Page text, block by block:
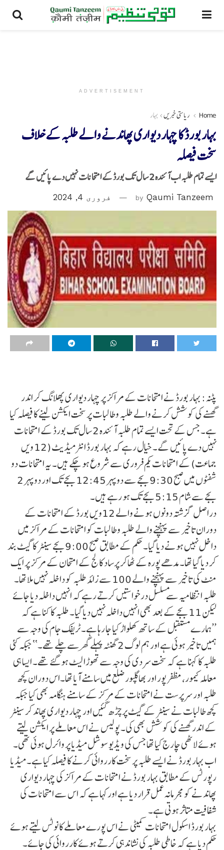
ADVERTISEMENT
Home ریاستی خبریں بہار
بہار بورڈ کا چہار دیواری پھاندنے والے طلبہ کے خلاف
سخت فیصلہ
ایسے تمام طلبہ اب آئندہ 2 سال تک بورڈ کے امتحانات نہیں دے پائیں گے
by Qaumi Tanzeem فروری 4, 2024
پٹنہ: بہار بورڈ نے امتحانات کے مراکز پر چہار دیواری پھلانگ کر اندر
گھسنے کی کوشش کرنے والے طلبہ و طالبات پر سخت ایکشن لینے کا فیصلہ کیا
ہے۔ جس کے تحت ایسے تمام طلبہ آئندہ 2 سال تک بورڈ کے امتحانات
نہیں دے پائیں گے۔ خیال رہے کہ بہار بورڈ انٹرمیڈیٹ (12 ویں
جماعت) کے امتحانات یکم فروری سے شروع ہو چکے ہیں۔ یہ امتحانات دو
شفٹوں میں صبح 9:30 بجے سے دوپہر 12:45 بجے تک اور دوپہر 2
بجے سے شام 5:15 بجے تک ہو رہے ہیں۔
دراصل گزشتہ دونوں ہونے والے 12ویں بورڈ کے امتحانات کے
دوران تاخیر سے پہنچنے والے طلبہ و طالبات کو امتحانات کے مراکز میں
داخل نہیں ہونے دیا گیا۔ حکم کے مطابق صبح 9:00 بجے سینٹر کا گیٹ بند
کر دیا گیا تھا۔ مدھے پورہ کے ٹھاکر پرساد کالج کے امتحان کے مرکز پر ایک
منٹ کی تاخیر سے پہنچنے والے 100 سے زائد طلبہ کو داخلہ نہیں ملا تھا۔
طلبہ انتظامیہ سے مسلسل درخواستیں کرتے رہے کہ انہیں داخلہ دیا جائے
لیکن 11 بجے کے بعد بھی انہیں داخلہ نہیں دیا گیا۔ طلبہ کا کنا ہے کہ
’’ہمارے مستقبل کے ساتھ کھلواڑ کیا جا رہا ہے۔ ٹریفک جام کی وجہ سے
ہمیں تاخیر ہوئی ہے اور ہم لوگ 2 گھنٹہ پہلے گھر سے چلے تھے۔‘‘ جبکہ کئی
طلبہ کا کہنا ہے کہ سخت سردی کی وجہ سے تھوڑا لیٹ ہو گئے تھے۔ ایسا ہی
معاملہ کیمور، مظفر پور اور بھاگلپور ضلع میں سامنے آیا تھا۔اس دوران کچھ
طلبہ اور سرپرست نے امتحانات کے مرکز کے سامنے ہنگامہ بھی کیا جبکہ
کچھ طالبات نے سینٹر کے گیٹ پر چڑھ گئیں اور چہار دیواری پھاند کر سینٹر
کے اندر گھسنے کی کوشش بھی کی۔ پولیس نے اس معاملے پر ایکشن لیتے
ہوئے لاٹھی چارج کیا تھا جس کی ویڈیو سوشل میڈیا پر وائرل ہوئی تھی۔
اب بہار بورڈ نے ایسے طلبہ پر سخت کارروائی کرنے کا فیصلہ کیا ہے۔ میڈیا
رپورٹس کے مطابق بہار بورڈ نے امتحانات کے مراکز کی چہار دیواری
پھاندنے کو مجرمانہ عمل قرار دیا ہے اور کہا ہے کہ اس سے امتحانات کی
شفافیت متاثر ہوتی ہے۔
بہار بورڈ اسکول امتحانات کمیٹی نے اس پورے معاملے کا نوٹس لیتے ہوئے
حکم دیا ہے کہ خاطی طلبہ کی نشاندہی کرتے ہوئے کارروائی کی جائے۔